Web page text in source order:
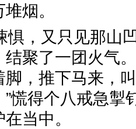
万堆烟。
惧，又只见那山
结聚了一团火气
，推下马来，
慌得个八戒急掣
在当中。